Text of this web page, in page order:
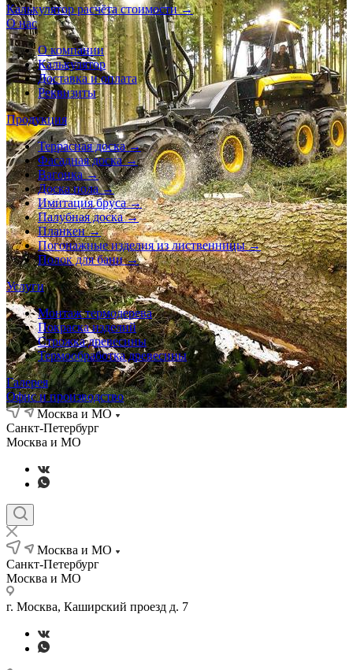
Калькулятор расчёта стоимости →
О нас
О компании
Калькулятор
Доставка и оплата
Реквизиты
Продукция
Террасная доска →
Фасадная доска →
Вагонка →
Доска пола →
Имитация бруса →
Палубная доска →
Планкен →
Погонажные изделия из лиственницы →
Полок для бани →
Услуги
Монтаж термодерева
Покраска изделий
Строжка древесины
Термообработка древесины
Галерея
Офис и производство
Москва и МО
Санкт-Петербург
Москва и МО
Москва и МО
Санкт-Петербург
Москва и МО
г. Москва, Каширский проезд д. 7